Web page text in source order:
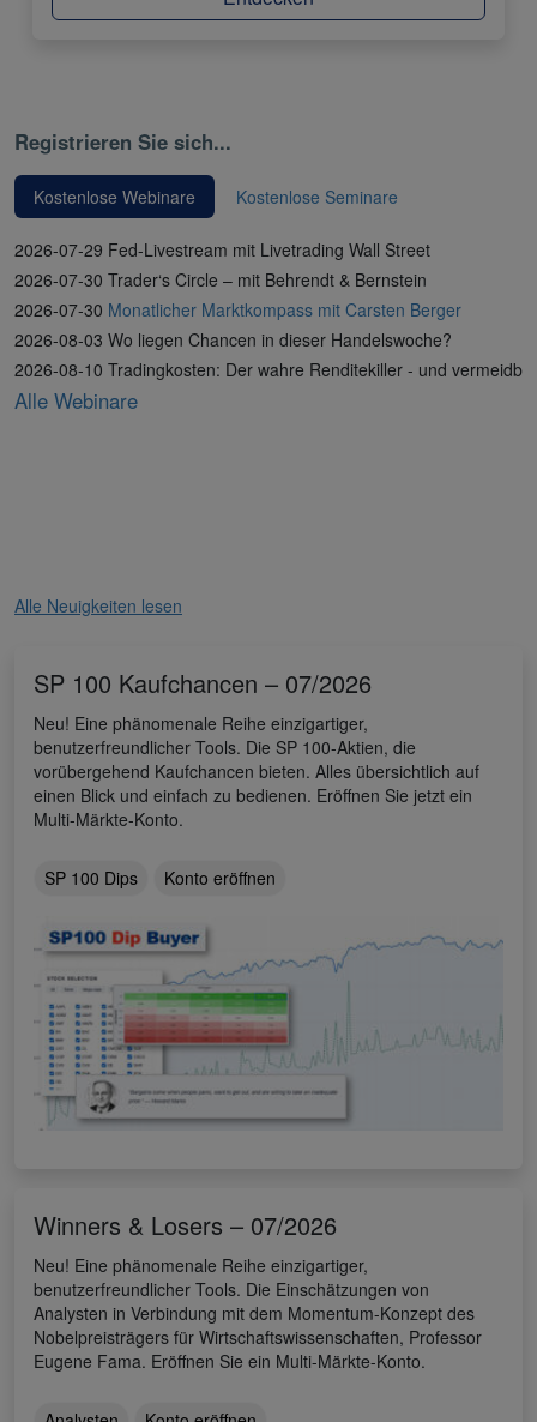
Registrieren Sie sich...
Kostenlose Webinare Kostenlose Seminare
2026-07-29 Fed-Livestream mit Livetrading Wall Street
2026-07-30 Trader‘s Circle – mit Behrendt & Bernstein
2026-07-30 Monatlicher Marktkompass mit Carsten Berger
2026-08-03 Wo liegen Chancen in dieser Handelswoche?
2026-08-10 Tradingkosten: Der wahre Renditekiller - und
Alle Webinare
Alle Neuigkeiten lesen
SP 100 Kaufchancen – 07/2026
Neu! Eine phänomenale Reihe einzigartiger,
benutzerfreundlicher Tools. Die SP 100-Aktien, die
vorübergehend Kaufchancen bieten. Alles übersichtlich auf
einen Blick und einfach zu bedienen. Eröffnen Sie jetzt ein
Multi-Märkte-Konto.
SP 100 Dips Konto eröffnen
Winners & Losers – 07/2026
Neu! Eine phänomenale Reihe einzigartiger,
benutzerfreundlicher Tools. Die Einschätzungen von
Analysten in Verbindung mit dem Momentum-Konzept des
Nobelpreisträgers für Wirtschaftswissenschaften, Professor
Eugene Fama. Eröffnen Sie ein Multi-Märkte-Konto.